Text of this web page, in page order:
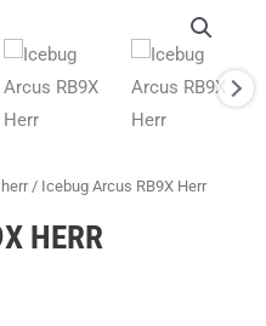
/ Icebug Arcus RB9X Herr
HERR